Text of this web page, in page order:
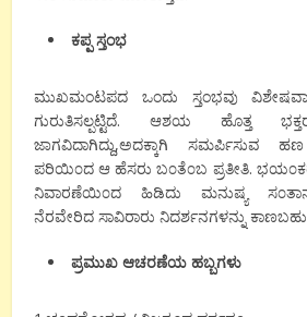
ಕಪ್ಪ ಸ್ತಂಭ
ಮುಖಮಂಟಪದ ಒಂದು ಸ್ತಂಭವು
ಗುರುತಿಸಲ್ಪಟ್ಟಿದೆ. ಆಶಯ ಹೊತ್ತ
ಜಾಗವಿದಾಗಿದ್ದು,ಅದಕ್ಕಾಗಿ ಸಮರ್ಪಿಸುವ
ಪರಿಯಿ೦ದ ಆ ಹೆಸರು ಬ೦ತೆ೦ಬ ಪ್ರತೀತಿ.
ನಿವಾರಣೆಯಿ೦ದ ಹಿಡಿದು ಮನುಷ್ಯ ಸ೦ತಾನ
ನೆರವೇರಿದ ಸಾವಿರಾರು ನಿದರ್ಶನಗಳನ್ನು
ಪ್ರಮುಖ ಆಚರಣೆಯ ಹಬ್ಬಗಳು